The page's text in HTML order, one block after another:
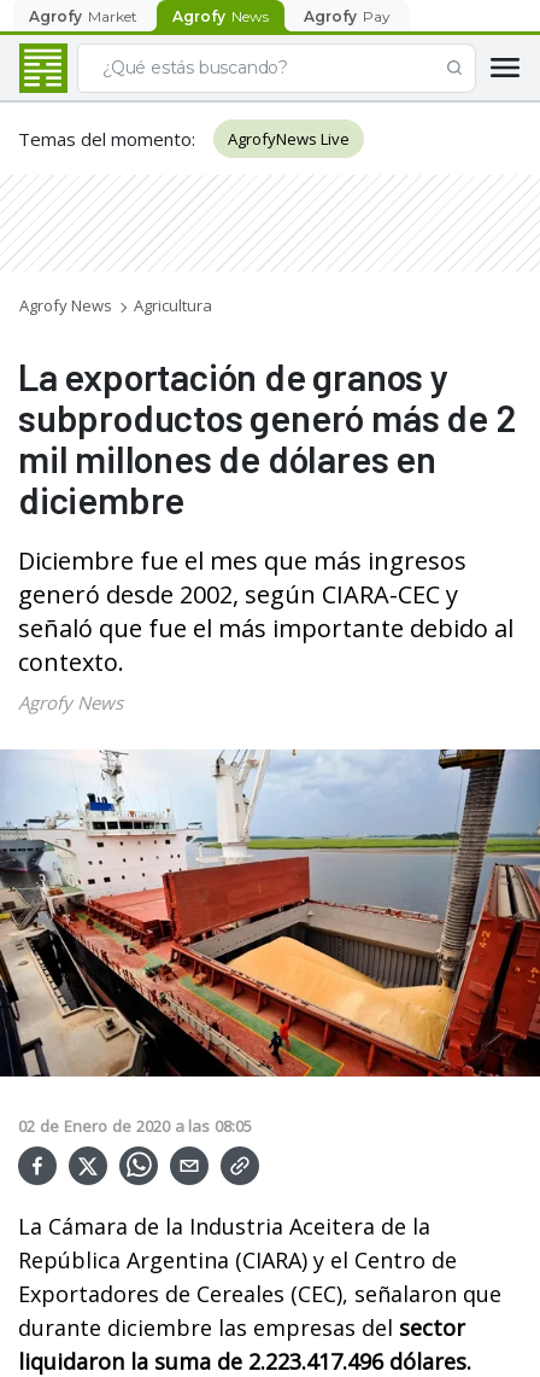
Agrofy Market Agrofy News Agrofy Pay
Temas del momento: AgrofyNews Live
Agrofy News Agricultura
La exportación de granos y
subproductos generó más de 2
mil millones de dólares en
diciembre
Diciembre fue el mes que más ingresos
generó desde 2002, según CIARA-CEC y
señaló que fue el más importante debido al
contexto.
Agrofy News
02 de Enero de 2020 a las 08:05
La Cámara de la Industria Aceitera de la
República Argentina (CIARA) y el Centro de
Exportadores de Cereales (CEC), señalaron que
durante diciembre las empresas del sector
liquidaron la suma de 2.223.417.496 dólares.